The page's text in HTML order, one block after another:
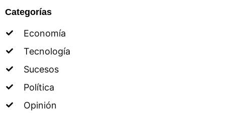
Categorías
Economía
Tecnología
Sucesos
Política
Opinión